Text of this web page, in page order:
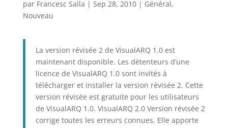
par Francesc Salla | Sep 28, 2010| Général,
Nouveau
La version révisée 2 de VisualARQ 1.0 est
maintenant disponible. Les détenteurs d’une
licence de VisualARQ 1.0 sont invités à
télécharger et installer la version révisée 2. Cette
version révisée est gratuite pour les utilisateurs
de VisualARQ 1.0. VisualARQ 2.0 Version révisée 2
corrige toutes les erreurs connues. Elle apporte